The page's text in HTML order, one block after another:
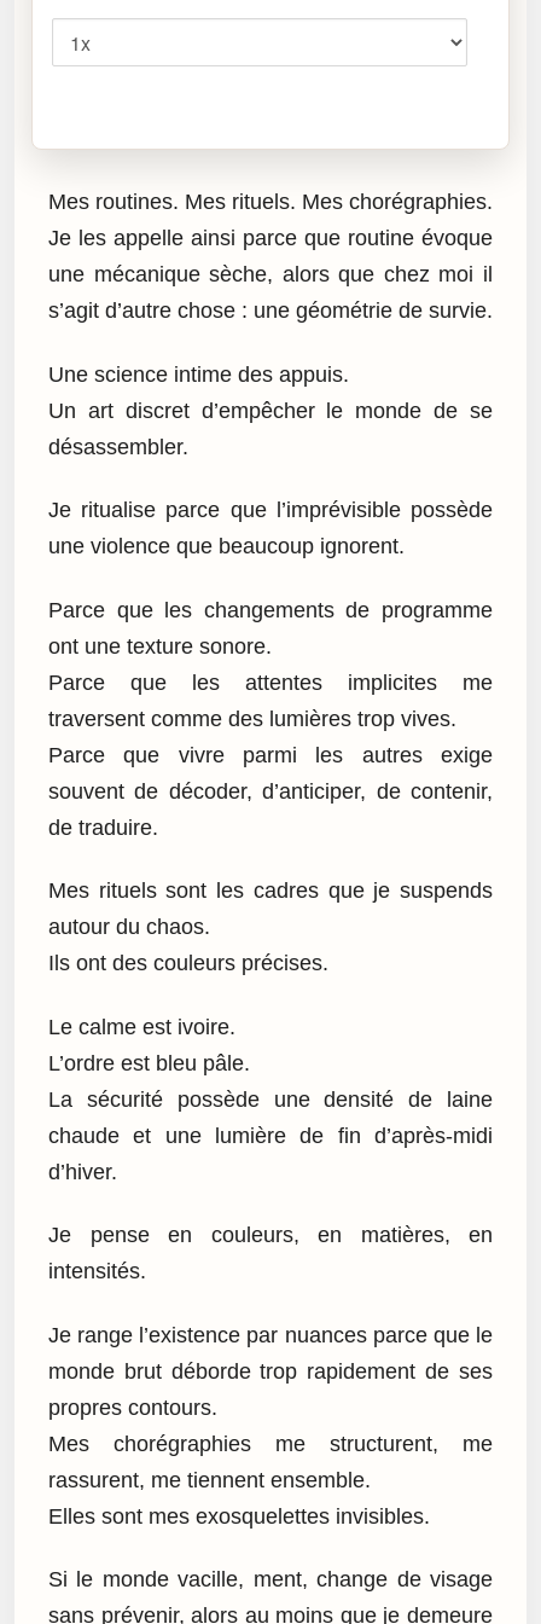
Mes routines. Mes rituels. Mes chorégraphies.
Je les appelle ainsi parce que routine évoque
une mécanique sèche, alors que chez moi il
s’agit d’autre chose : une géométrie de survie.
Une science intime des appuis.
Un art discret d’empêcher le monde de se
désassembler.
Je ritualise parce que l’imprévisible possède
une violence que beaucoup ignorent.
Parce que les changements de programme
ont une texture sonore.
Parce que les attentes implicites me
traversent comme des lumières trop vives.
Parce que vivre parmi les autres exige
souvent de décoder, d’anticiper, de contenir,
de traduire.
Mes rituels sont les cadres que je suspends
autour du chaos.
Ils ont des couleurs précises.
Le calme est ivoire.
L’ordre est bleu pâle.
La sécurité possède une densité de laine
chaude et une lumière de fin d’après-midi
d’hiver.
Je pense en couleurs, en matières, en
intensités.
Je range l’existence par nuances parce que le
monde brut déborde trop rapidement de ses
propres contours.
Mes chorégraphies me structurent, me
rassurent, me tiennent ensemble.
Elles sont mes exosquelettes invisibles.
Si le monde vacille, ment, change de visage
sans prévenir, alors au moins que je demeure